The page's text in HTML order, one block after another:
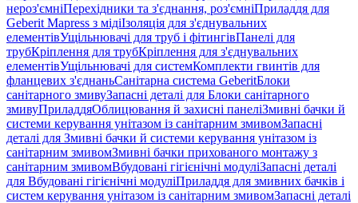
нероз'ємніПерехідники та з'єднання, роз'ємніПриладдя для
Geberit Mapress з мідіІзоляція для з'єднувальних
елементівУщільнювачі для труб і фітингівПанелі для
трубКріплення для трубКріплення для з'єднувальних
елементівУщільнювачі для системКомплекти гвинтів для
фланцевих з'єднаньСанітарна система GeberitБлоки
санітарного змивуЗапасні деталі для Блоки санітарного
змивуПриладдяОблицювання й захисні панеліЗмивні бачки й
системи керування унітазом із санітарним змивомЗапасні
деталі для Змивні бачки й системи керування унітазом із
санітарним змивомЗмивні бачки прихованого монтажу з
санітарним змивомВбудовані гігієнічні модуліЗапасні деталі
для Вбудовані гігієнічні модуліПриладдя для змивних бачків і
систем керування унітазом із санітарним змивомЗапасні деталі